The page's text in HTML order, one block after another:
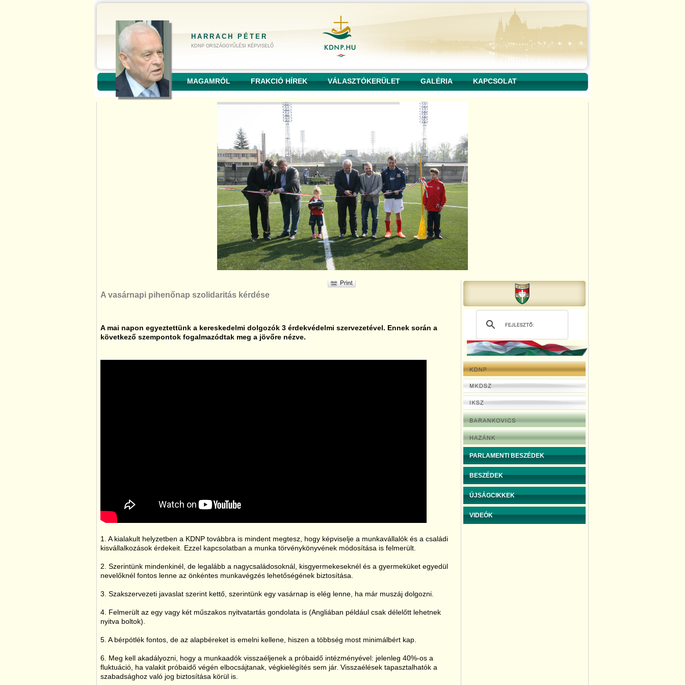
HARRACH PÉTER
KDNP ORSZÁGGYŰLÉSI KÉPVISELŐ
MAGAMRÓL FRAKCIÓ HÍREK VÁLASZTÓKERÜLET GALÉRIA KAPCSOLAT
PARLAMENTI BESZÉDEK
BESZÉDEK
ÚJSÁGCIKKEK
VIDEÓK
A vasárnapi pihenőnap szolidaritás kérdése
A mai napon egyeztettünk a kereskedelmi dolgozók 3 érdekvédelmi szervezetével. Ennek során a
következő szempontok fogalmazódtak meg a jövőre nézve.
1. A kialakult helyzetben a KDNP továbbra is mindent megtesz, hogy képviselje a munkavállalók és a családi
kisvállalkozások érdekeit. Ezzel kapcsolatban a munka törvénykönyvének módosítása is felmerült.
2. Szerintünk mindenkinél, de legalább a nagycsaládosoknál, kisgyermekeseknél és a gyermeküket egyedül
nevelőknél fontos lenne az önkéntes munkavégzés lehetőségének biztosítása.
3. Szakszervezeti javaslat szerint kettő, szerintünk egy vasárnap is elég lenne, ha már muszáj dolgozni.
4. Felmerült az egy vagy két műszakos nyitvatartás gondolata is (Angliában például csak délelőtt lehetnek
nyitva boltok).
5. A bérpótlék fontos, de az alapbéreket is emelni kellene, hiszen a többség most minimálbért kap.
6. Meg kell akadályozni, hogy a munkaadók visszaéljenek a próbaidő intézményével: jelenleg 40%-os a
fluktuáció, ha valakit próbaidő végén elbocsájtanak, végkielégítés sem jár. Visszaélések tapasztalhatók a
szabadsághoz való jog biztosítása körül is.